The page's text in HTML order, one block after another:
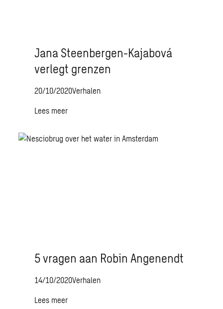
Jana Steenbergen-Kajabová
verlegt grenzen
20/10/2020Verhalen
Lees meer
5 vragen aan Robin Angenendt
14/10/2020Verhalen
Lees meer